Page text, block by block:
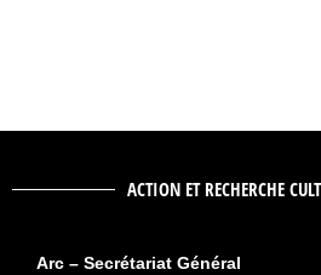
ACTION ET RECHERCHE
Arc – Secrétariat Général